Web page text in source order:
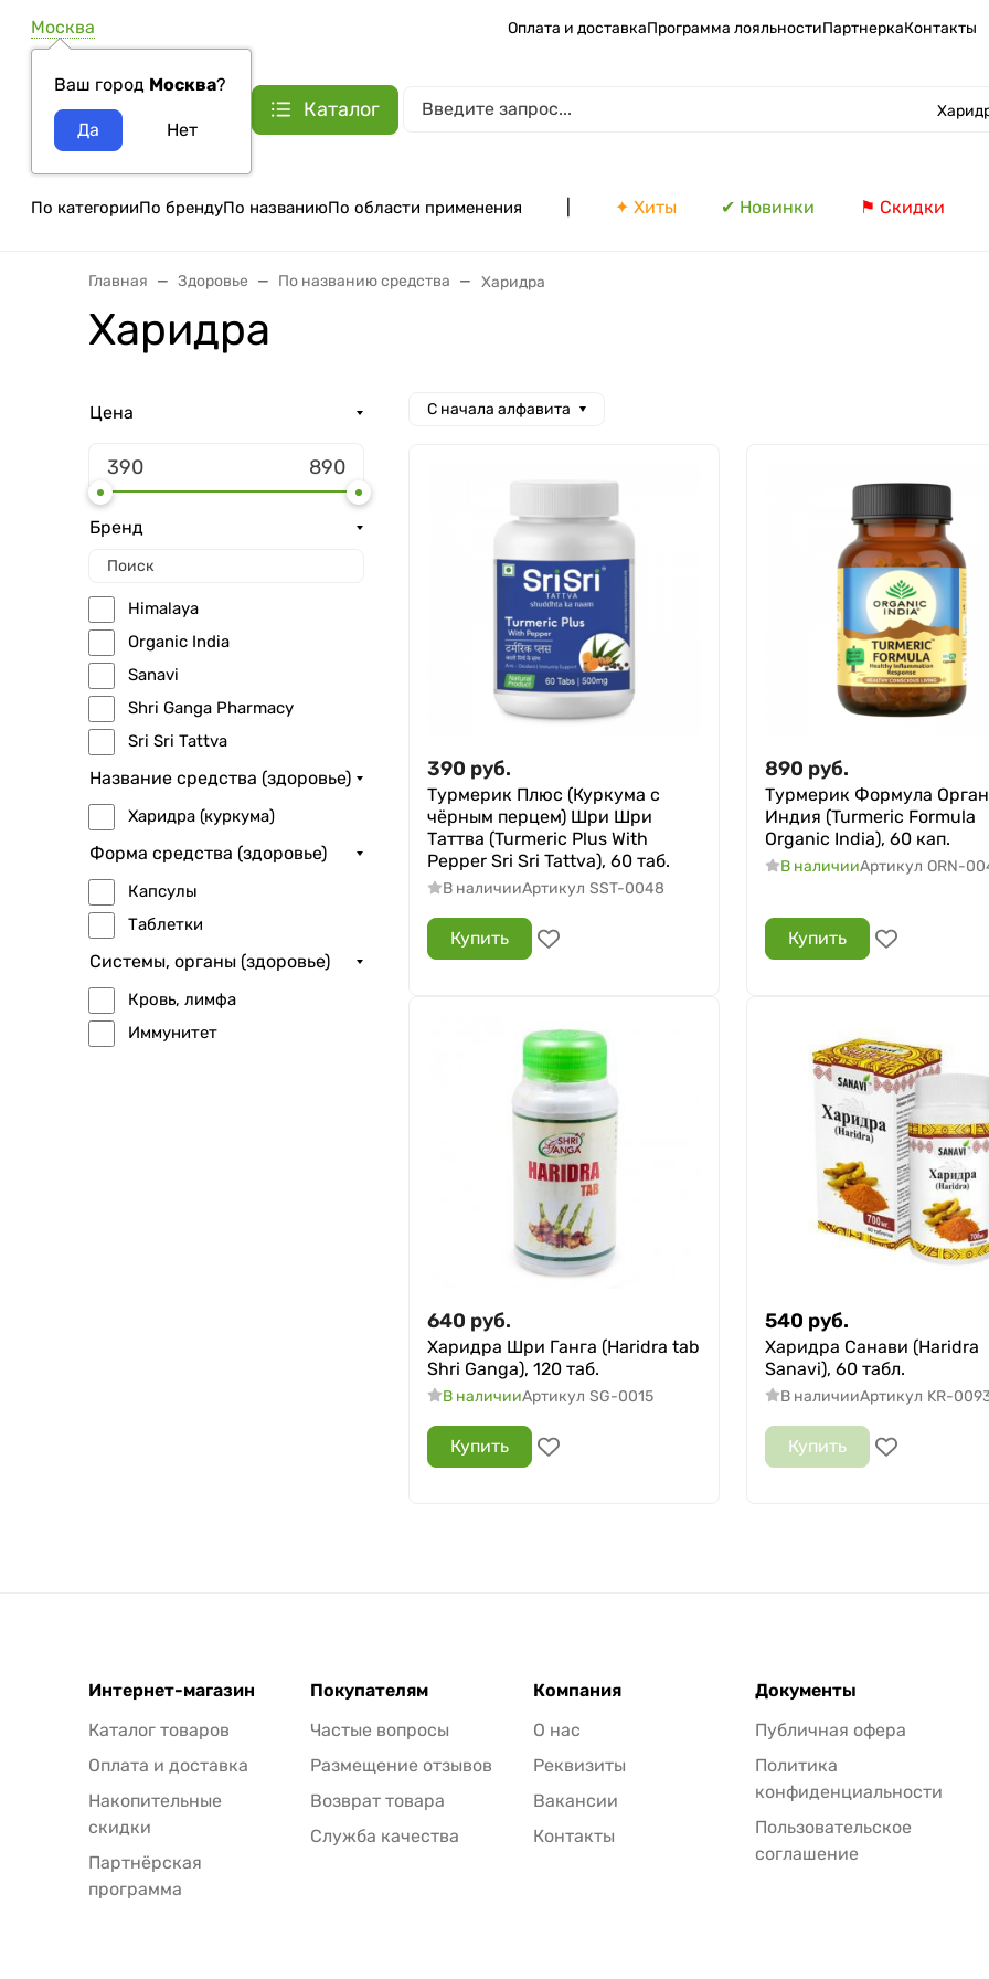
Москва
Ваш город Москва?
Оплата и доставкаПрограмма лояльностиПартнеркаКонтакты
Каталог
По категорииПо брендуПо названиюПо области применения ✦ Хиты ✔ Новинки ⚑ Скидки
Главная Здоровье По названию средства Харидра
Харидра
Цена
Бренд
Himalaya
Organic India
Sanavi
Shri Ganga Pharmacy
Sri Sri Tattva
Название средства (здоровье)
Харидра (куркума)
Форма средства (здоровье)
Капсулы
Таблетки
Системы, органы (здоровье)
Кровь, лимфа
Иммунитет
С начала алфавита
390 руб.
Турмерик Плюс (Куркума с
чёрным перцем) Шри Шри
Таттва (Turmeric Plus With
Pepper Sri Sri Tattva), 60 таб.
В наличииАртикул SST-0048
Купить
890 руб.
Турмерик Формула
Индия (Turmeric Formula
Organic India), 60 кап.
В наличииАртикул ORN-
Купить
640 руб.
Харидра Шри Ганга (Haridra tab
Shri Ganga), 120 таб.
В наличииАртикул SG-0015
Купить
540 руб.
Харидра Санави (Haridra
Sanavi), 60 табл.
В наличииАртикул KR-
Купить
Интернет-магазин
Каталог товаров
Оплата и доставка
Накопительные
скидки
Партнёрская
программа
Покупателям
Частые вопросы
Размещение отзывов
Возврат товара
Служба качества
Компания
О нас
Реквизиты
Вакансии
Контакты
Документы
Публичная офера
Политика
конфиденциальности
Пользовательское
соглашение